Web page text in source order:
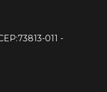
011 -